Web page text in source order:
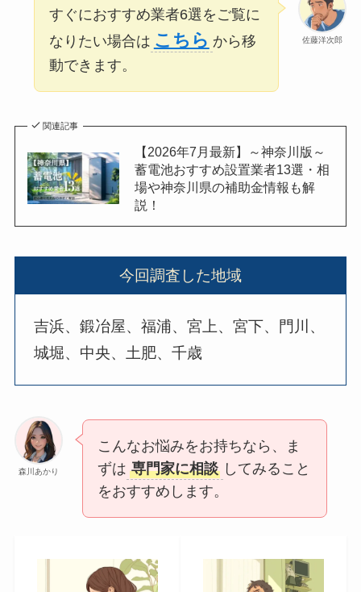
佐藤洋次郎
すぐにおすすめ業者6選をご覧に
なりたい場合は こちら から移
動できます。
関連記事
【2026年7月最新】～神奈川版～
蓄電池おすすめ設置業者13選・相
場や神奈川県の補助金情報も解
説！
今回調査した地域
吉浜、鍛冶屋、福浦、宮上、宮下、門川、
城堀、中央、土肥、千歳
森川あかり
こんなお悩みをお持ちなら、ま
ずは 専門家に相談 してみること
をおすすめします。